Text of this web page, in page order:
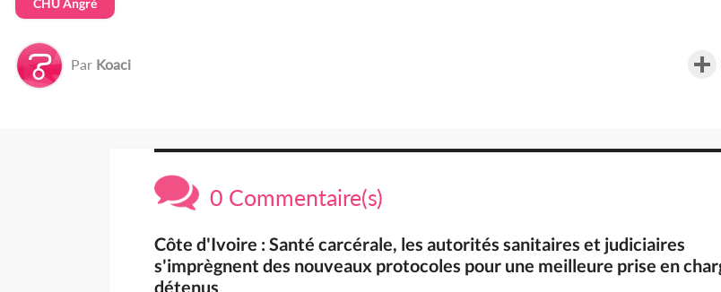
CHU Angré
Par Koaci
0 Commentaire(s)
Côte d'Ivoire : Santé carcérale, les autorités sanitaires et judiciaires
s'imprègnent des nouveaux protocoles pour une meilleure prise en
détenus